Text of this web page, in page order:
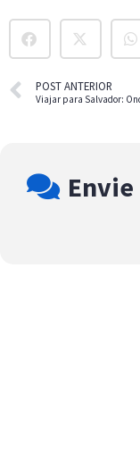
POST ANTERIOR
Envie